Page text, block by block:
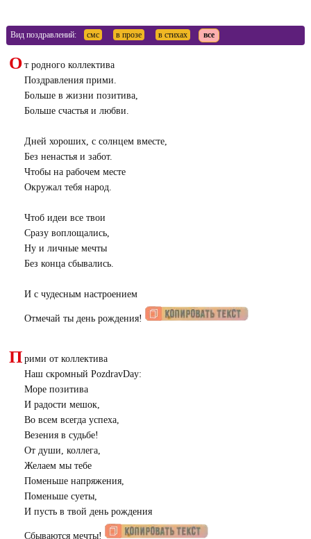
Вид поздравлений: смс в прозе в стихах все
О т родного коллектива
Поздравления прими.
Больше в жизни позитива,
Больше счастья и любви.
Дней хороших, с солнцем вместе,
Без ненастья и забот.
Чтобы на рабочем месте
Окружал тебя народ.
Чтоб идеи все твои
Сразу воплощались,
Ну и личные мечты
Без конца сбывались.
И с чудесным настроением
Отмечай ты день рождения!
П рими от коллектива
Наш скромный PozdravDay:
Море позитива
И радости мешок,
Во всем всегда успеха,
Везения в судьбе!
От души, коллега,
Желаем мы тебе
Поменьше напряжения,
Поменьше суеты,
И пусть в твой день рождения
Сбываются мечты!